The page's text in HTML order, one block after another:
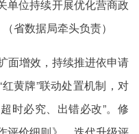
单位持续开展优化营商政
省数据局牵头负责）
增效，持续推进依申请
黄牌”联动处置机制，对
时必究、出错必改”。修